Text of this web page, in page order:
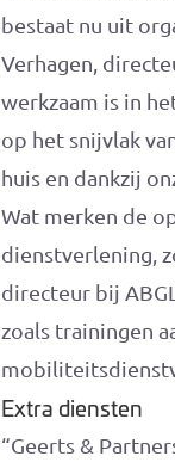
bestaat nu uit
Verhagen,
werkzaam is in
op het snijvlak
huis en dankzij
Wat merken de
dienstverlening,
directeur bij
zoals trainingen
Extra diensten
“Geerts &